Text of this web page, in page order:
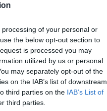
of your personal or
the below opt-out section to
is processed you may
utilized by us or personal
may separately opt-out of the
on the IAB’s list of downstream
third parties on the IAB’s List of
third parties.